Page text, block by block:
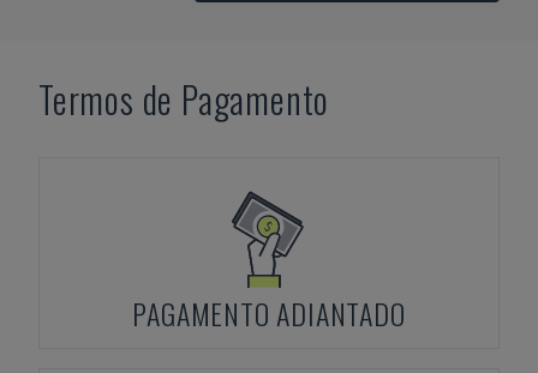
Termos de Pagamento
PAGAMENTO ADIANTADO